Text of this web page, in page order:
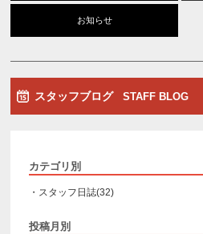
お知らせ
スタッフブログ STAFF BLOG
カテゴリ別
・スタッフ日誌(32)
投稿月別